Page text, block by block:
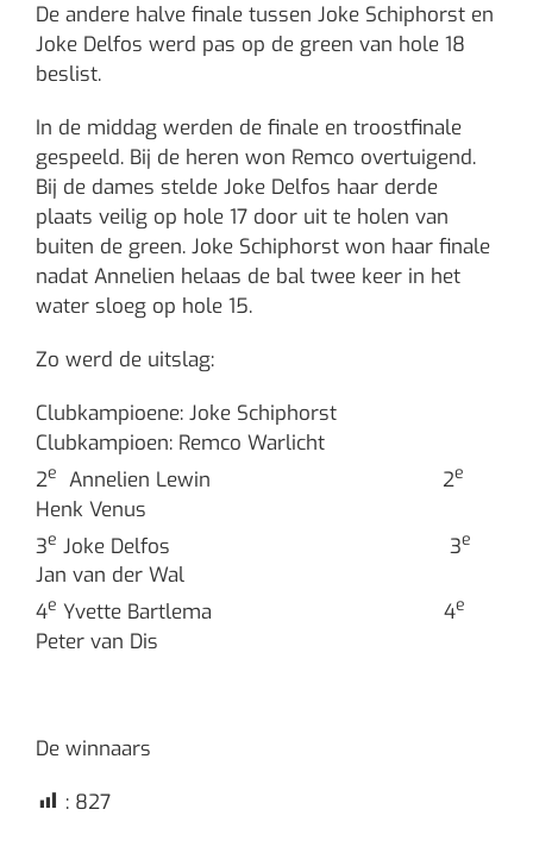
De andere halve finale tussen Joke Schiphorst en
Joke Delfos werd pas op de green van hole 18
beslist.
In de middag werden de finale en troostfinale
gespeeld. Bij de heren won Remco overtuigend.
Bij de dames stelde Joke Delfos haar derde
plaats veilig op hole 17 door uit te holen van
buiten de green. Joke Schiphorst won haar finale
nadat Annelien helaas de bal twee keer in het
water sloeg op hole 15.
Zo werd de uitslag:
Clubkampioene: Joke Schiphorst
Clubkampioen: Remco Warlicht
2e Annelien Lewin 2e
Henk Venus
3e Joke Delfos 3e
Jan van der Wal
4e Yvette Bartlema 4e
Peter van Dis
De winnaars
: 827